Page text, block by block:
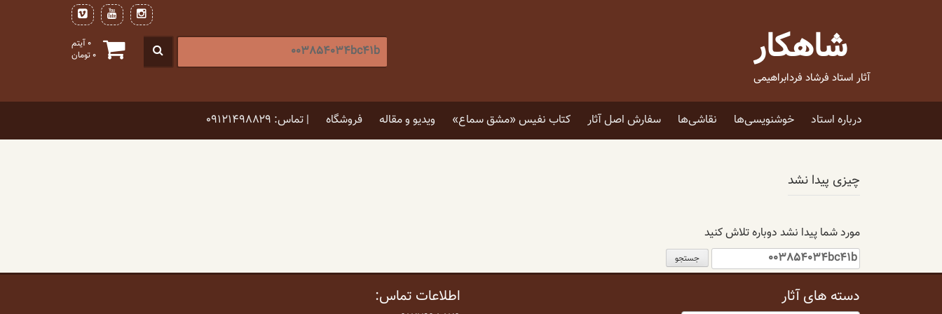
شاهکار
آثار استاد فرشاد فردابراهیمی
0 آیتم
0تومان
جستجو
برای
درباره استاد
خوشنویسی‌ها نقاشی‌ها سفارش اصل آثار کتاب نفیس «مشق سماع» ویدیو و مقاله فروشگاه | تماس: ۰۹۱۲۱۴۹۸۸۲۹
چیزی پیدا نشد
مورد شما پیدا نشد دوباره تلاش کنید
جستجو
برای:
دسته های آثار اطلاعات تماس: